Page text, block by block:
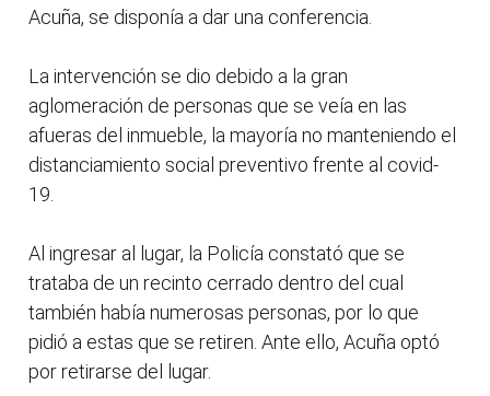
Acuña, se disponía a dar una conferencia.
La intervención se dio debido a la gran
aglomeración de personas que se veía en las
afueras del inmueble, la mayoría no manteniendo el
distanciamiento social preventivo frente al covid-
19.
Al ingresar al lugar, la Policía constató que se
trataba de un recinto cerrado dentro del cual
también había numerosas personas, por lo que
pidió a estas que se retiren. Ante ello, Acuña optó
por retirarse del lugar.